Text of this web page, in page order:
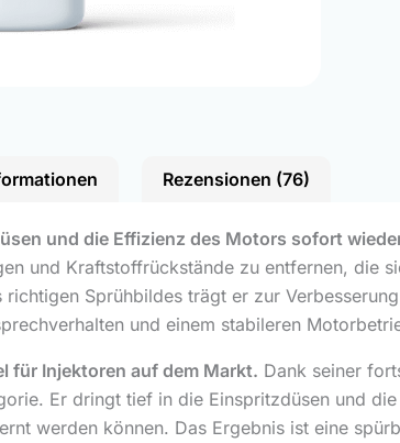
Rezensionen (76)
und die Effizienz des Motors sofort
und Kraftstoffrückstände zu entfernen, die
Sprühbildes trägt er zur
und einem stabileren
für Injektoren auf dem Markt. Dank seiner
Er dringt tief in die Einspritzdüsen und
werden können. Das Ergebnis ist eine